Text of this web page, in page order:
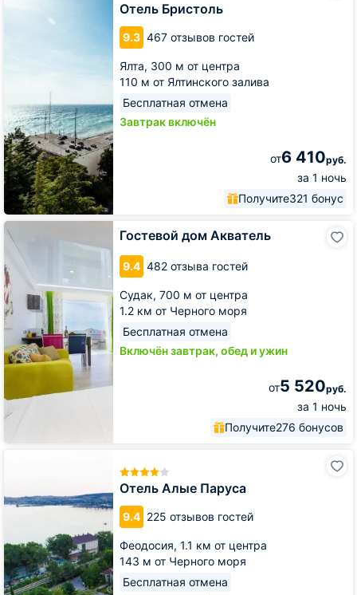
Отель Бристоль
9.3 467 отзывов гостей
Ялта, 300 м от центра
110 м от Ялтинского залива
Бесплатная отмена
Завтрак включён
от6 410руб.
за 1 ночь
Получите321 бонус
Гостевой дом Акватель
9.4 482 отзыва гостей
Судак, 700 м от центра
1.2 км от Черного моря
Бесплатная отмена
Включён завтрак, обед и ужин
от5 520руб.
за 1 ночь
Получите276 бонусов
Гостевой
дом
Акватель
Отель Алые Паруса
9.4 225 отзывов гостей
Феодосия, 1.1 км от центра
143 м от Черного моря
Бесплатная отмена